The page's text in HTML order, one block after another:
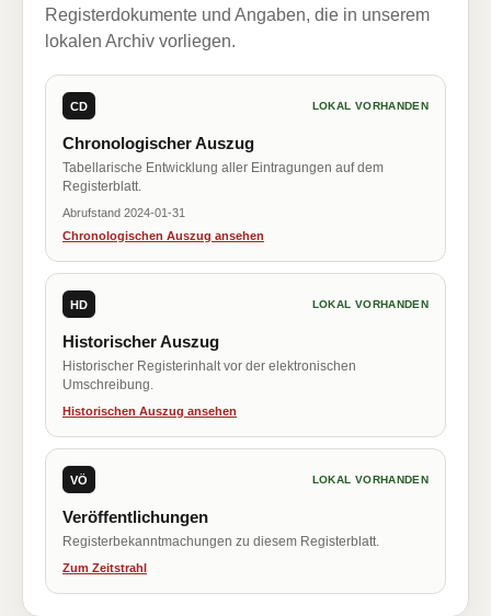
Registerdokumente und Angaben, die in unserem
lokalen Archiv vorliegen.
CD LOKAL VORHANDEN
Chronologischer Auszug
Tabellarische Entwicklung aller Eintragungen auf dem
Registerblatt.
Abrufstand 2024-01-31
Chronologischen Auszug ansehen
HD LOKAL VORHANDEN
Historischer Auszug
Historischer Registerinhalt vor der elektronischen
Umschreibung.
Historischen Auszug ansehen
VÖ LOKAL VORHANDEN
Veröffentlichungen
Registerbekanntmachungen zu diesem Registerblatt.
Zum Zeitstrahl